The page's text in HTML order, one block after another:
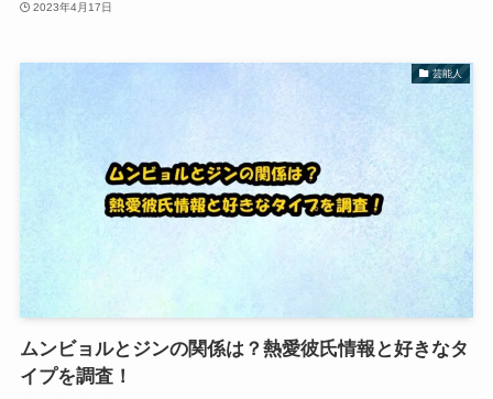
2023年4月17日
芸能人
ムンビョルとジンの関係は？熱愛彼氏情報と好きなタ
イプを調査！